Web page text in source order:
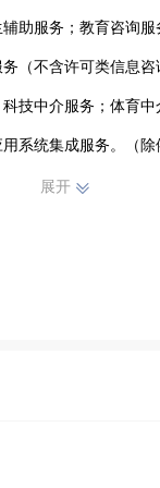
助服务；教育咨询
（不含许可类信息
技中介服务；体育
系统集成服务。（
展开